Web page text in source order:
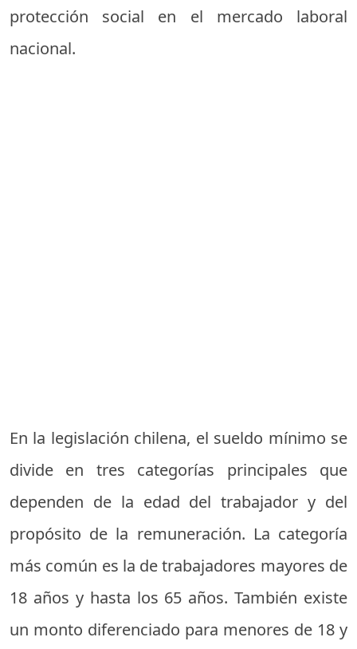
protección social en el mercado laboral
nacional.
En la legislación chilena, el sueldo mínimo se
divide en tres categorías principales que
dependen de la edad del trabajador y del
propósito de la remuneración. La categoría
más común es la de trabajadores mayores de
18 años y hasta los 65 años. También existe
un monto diferenciado para menores de 18 y